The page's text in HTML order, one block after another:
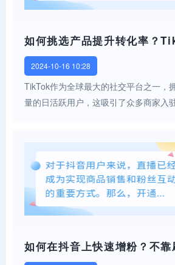
2024-10-16 10:28
TikTok作为全球最大的社交平台之一，
量的日活跃用户，这吸引了众多商家入
面我们将详细介绍在菲律宾如何进行T...